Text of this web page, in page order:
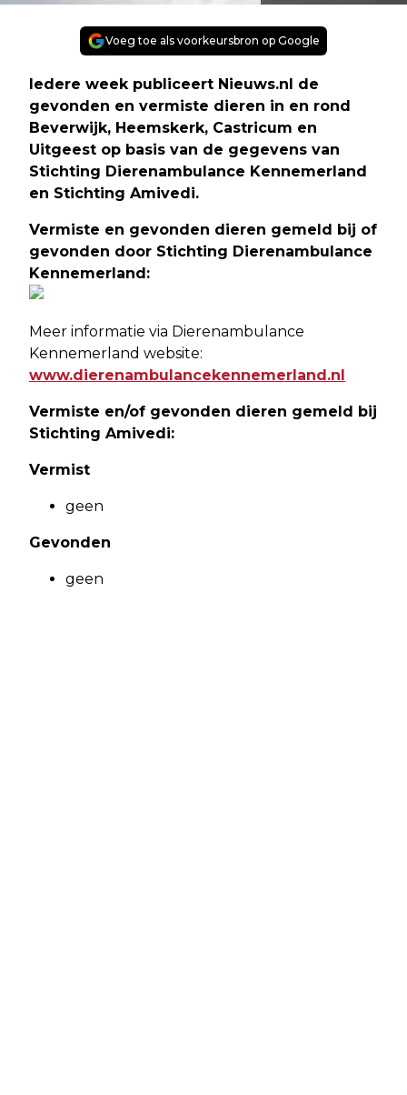
Voeg toe als voorkeursbron op Google
Iedere week publiceert Nieuws.nl de
gevonden en vermiste dieren in en rond
Beverwijk, Heemskerk, Castricum en
Uitgeest op basis van de gegevens van
Stichting Dierenambulance Kennemerland
en Stichting Amivedi.
Vermiste en gevonden dieren gemeld bij of
gevonden door Stichting Dierenambulance
Kennemerland:
Meer informatie via Dierenambulance
Kennemerland website:
www.dierenambulancekennemerland.nl
Vermiste en/of gevonden dieren gemeld bij
Stichting Amivedi:
Vermist
geen
Gevonden
geen